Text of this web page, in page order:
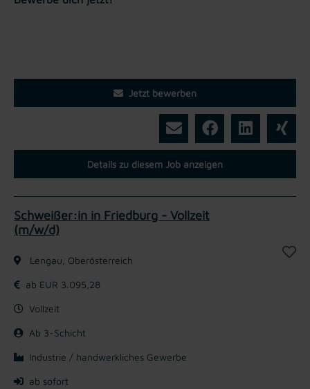
Jetzt bewerben
Details zu diesem Job anzeigen
Schweißer:in in Friedburg - Vollzeit
(m/w/d)
Lengau, Oberösterreich
ab EUR 3.095,28
Vollzeit
Ab 3-Schicht
Industrie / handwerkliches Gewerbe
ab sofort